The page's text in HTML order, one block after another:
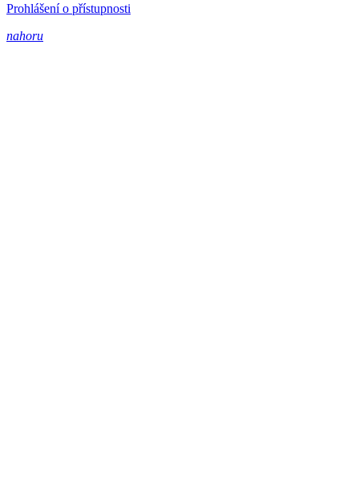
Prohlášení o přístupnosti
nahoru